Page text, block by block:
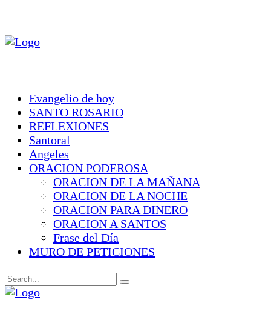
Evangelio de hoy
SANTO ROSARIO
REFLEXIONES
Santoral
Angeles
ORACION PODEROSA
ORACION DE LA MAÑANA
ORACION DE LA NOCHE
ORACION PARA DINERO
ORACION A SANTOS
Frase del Día
MURO DE PETICIONES